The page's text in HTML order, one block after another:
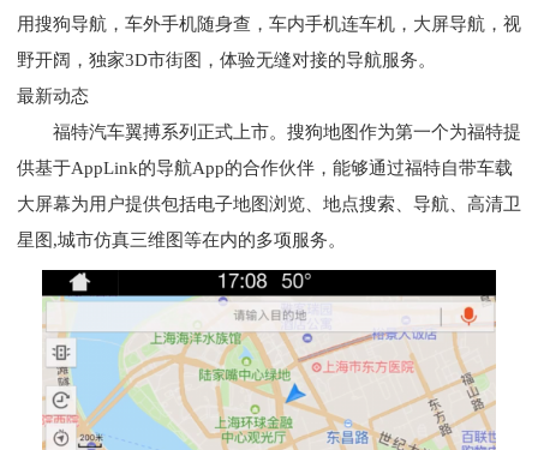
用搜狗导航，车外手机随身查，车内手机连车机，大屏导航，视
野开阔，独家3D市街图，体验无缝对接的导航服务。
最新动态
福特汽车翼搏系列正式上市。搜狗地图作为第一个为福特提
供基于AppLink的导航App的合作伙伴，能够通过福特自带车载
大屏幕为用户提供包括电子地图浏览、地点搜索、导航、高清卫
星图,城市仿真三维图等在内的多项服务。